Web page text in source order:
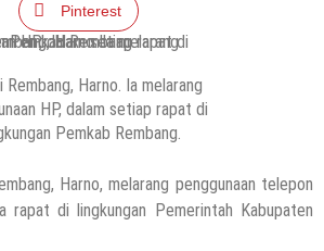
Pinterest
Rembang, Harno. Ia melarang
HP, dalam setiap rapat di
Pemkab Rembang.
Harno, melarang penggunaan telepon
rapat di lingkungan Pemerintah Kabupaten